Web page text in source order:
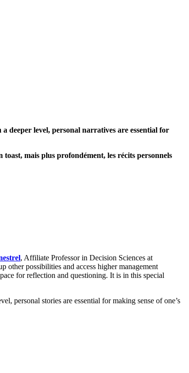
deeper level, personal narratives are essential for
mais plus profondément, les récits personnels
, Affiliate Professor in Decision Sciences at
possibilities and access higher management
for reflection and questioning. It is in this special
personal stories are essential for making sense of one’s